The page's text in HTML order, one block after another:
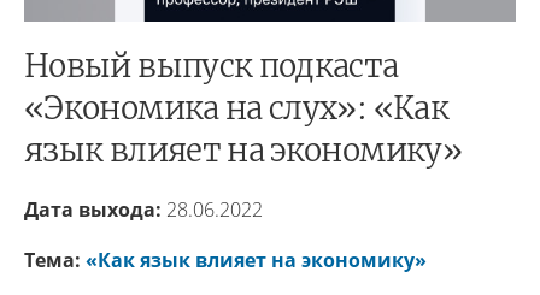
Новый выпуск подкаста
«Экономика на слух»: «Как
язык влияет на экономику»
Дата выхода: 28.06.2022
Тема: «Как язык влияет на экономику»